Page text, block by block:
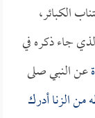
الكبائر،
جاء ذكره في
عن النبي صلى
من الزنا أدرك